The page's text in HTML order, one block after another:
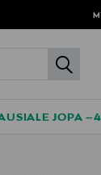
JOPA